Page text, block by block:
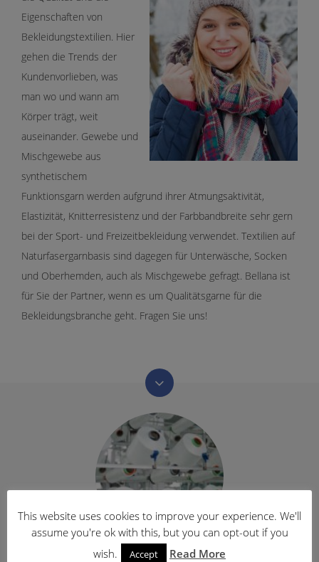
Allgemeine
Haftungsausschluss
Impressum
Unternehmen
Garn
Filamentgarn
Anwendungsbereiche
Eigenschaften von
Bekleidungstextilien. Hier
gehen die Trends der
Kundenvorlieben, was
man wo und wann am
Körper trägt, weit
auseinander. Gewebe und
Mischgewebe aus
synthetischem
Funktionsgarn werden aufgrund ihrer Atmungsaktivität,
Elastizität, Knitterresistenz und der Farbbandbreite sehr gern
bei der Sport- und Freizeitbekleidung verwendet. Textilien auf
Naturfasergarnbasis sind dagegen für Unterwäsche, Socken
und Oberhemden, auch als Mischgewebe gefragt. Bellana ist
für Sie der Partner, wenn es um Qualitätsgarne für die
Bekleidungsbranche geht. Fragen Sie uns!
Filamentgarn
This website uses cookies to improve your experience. We'll
assume you're ok with this, but you can opt-out if you
wish.
Accept Read More